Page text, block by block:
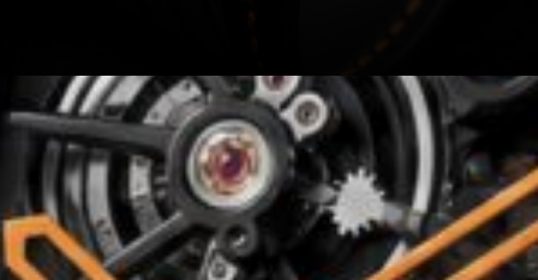
Avis éditorial par The
Currency Analytics